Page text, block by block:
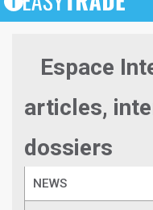
Espace
articles,
dossiers
NEWS